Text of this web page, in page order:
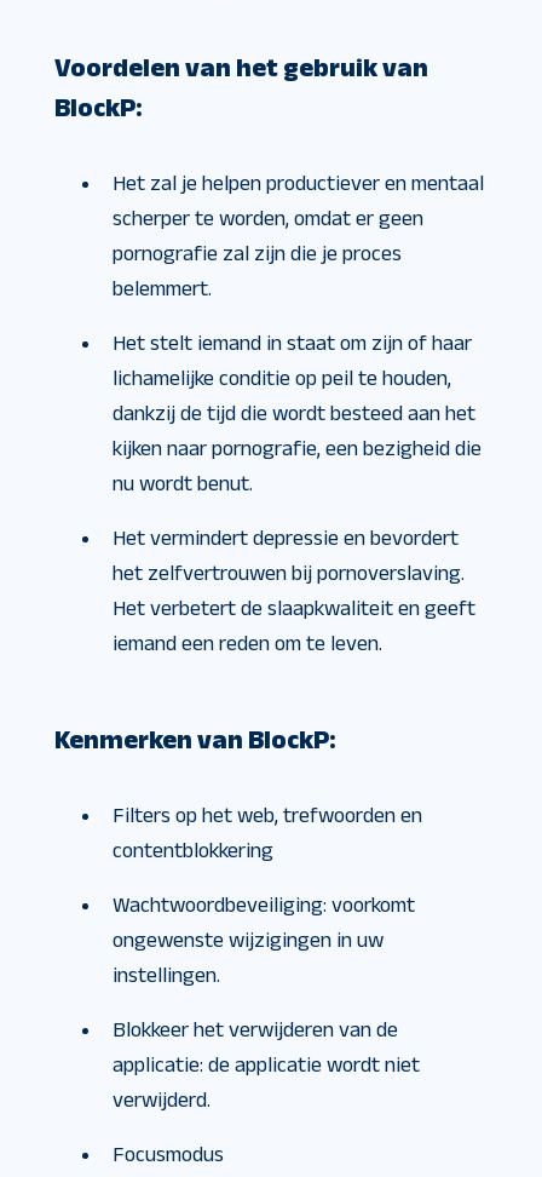
Voordelen van het gebruik van
BlockP:
Het zal je helpen productiever en mentaal
scherper te worden, omdat er geen
pornografie zal zijn die je proces
belemmert.
Het stelt iemand in staat om zijn of haar
lichamelijke conditie op peil te houden,
dankzij de tijd die wordt besteed aan het
kijken naar pornografie, een bezigheid die
nu wordt benut.
Het vermindert depressie en bevordert
het zelfvertrouwen bij pornoverslaving.
Het verbetert de slaapkwaliteit en geeft
iemand een reden om te leven.
Kenmerken van BlockP:
Filters op het web, trefwoorden en
contentblokkering
Wachtwoordbeveiliging: voorkomt
ongewenste wijzigingen in uw
instellingen.
Blokkeer het verwijderen van de
applicatie: de applicatie wordt niet
verwijderd.
Focusmodus